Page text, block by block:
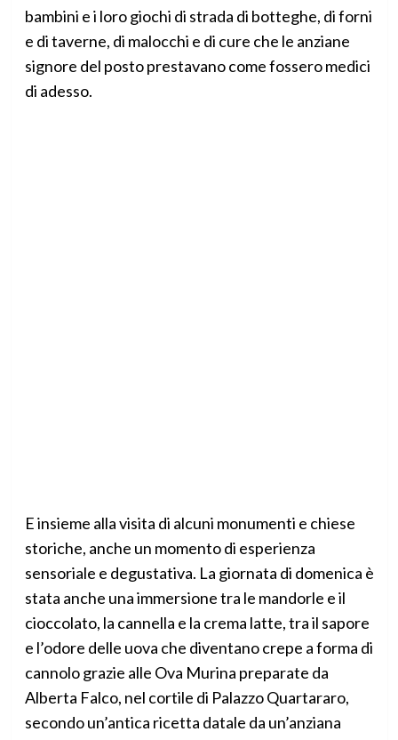
bambini e i loro giochi di strada di botteghe, di forni
e di taverne, di malocchi e di cure che le anziane
signore del posto prestavano come fossero medici
di adesso.
E insieme alla visita di alcuni monumenti e chiese
storiche, anche un momento di esperienza
sensoriale e degustativa. La giornata di domenica è
stata anche una immersione tra le mandorle e il
cioccolato, la cannella e la crema latte, tra il sapore
e l’odore delle uova che diventano crepe a forma di
cannolo grazie alle Ova Murina preparate da
Alberta Falco, nel cortile di Palazzo Quartararo,
secondo un’antica ricetta datale da un’anziana